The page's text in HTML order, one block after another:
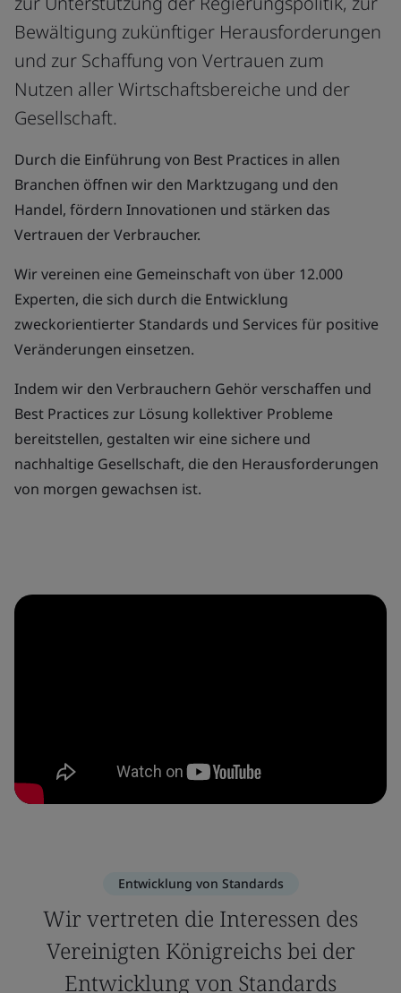
Bewältigung zukünftiger Herausforderungen
und zur Schaffung von Vertrauen zum
Nutzen aller Wirtschaftsbereiche und der
Gesellschaft.
Durch die Einführung von Best Practices in allen
Branchen öffnen wir den Marktzugang und den
Handel, fördern Innovationen und stärken das
Vertrauen der Verbraucher.
Wir vereinen eine Gemeinschaft von über 12.000
Experten, die sich durch die Entwicklung
zweckorientierter Standards und Services für positive
Veränderungen einsetzen.
Indem wir den Verbrauchern Gehör verschaffen und
Best Practices zur Lösung kollektiver Probleme
bereitstellen, gestalten wir eine sichere und
nachhaltige Gesellschaft, die den Herausforderungen
von morgen gewachsen ist.
Entwicklung von Standards
Wir vertreten die Interessen des
Vereinigten Königreichs bei der
Entwicklung von Standards